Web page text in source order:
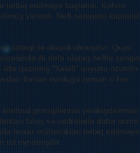
tətbiq edilməyə başlandı. Köhnə
yaratdı. Neft sənayesi kaptalist
tətbiqi ilə əlaqəli olmuşdur. Quyu
ilk dəfə olaraq neftlə zəngin
qazılmış "Xələfi" quyusu özünün
fontan vurdugu zaman o hər
prinsiplərinin yeniləşdirilməsi
tuluq və vedrələrlə daha sonra
buxar mühərrikləri tətbiq edilməyə
oynamışdır.